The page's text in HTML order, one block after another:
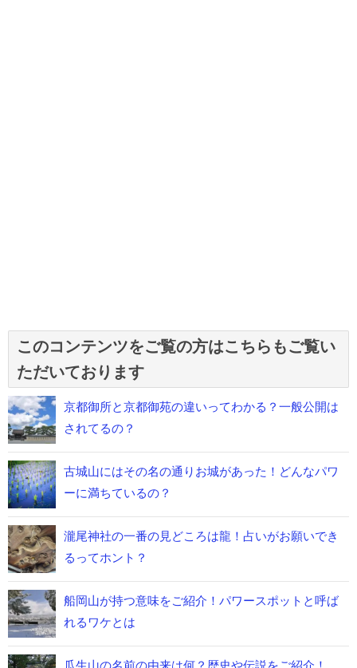
このコンテンツをご覧の方はこちらもご覧い
ただいております
京都御所と京都御苑の違いってわかる？一般公開は
されてるの？
古城山にはその名の通りお城があった！どんなパワ
ーに満ちているの？
瀧尾神社の一番の見どころは龍！占いがお願いでき
るってホント？
船岡山が持つ意味をご紹介！パワースポットと呼ば
れるワケとは
瓜生山の名前の由来は何？歴史や伝説をご紹介！